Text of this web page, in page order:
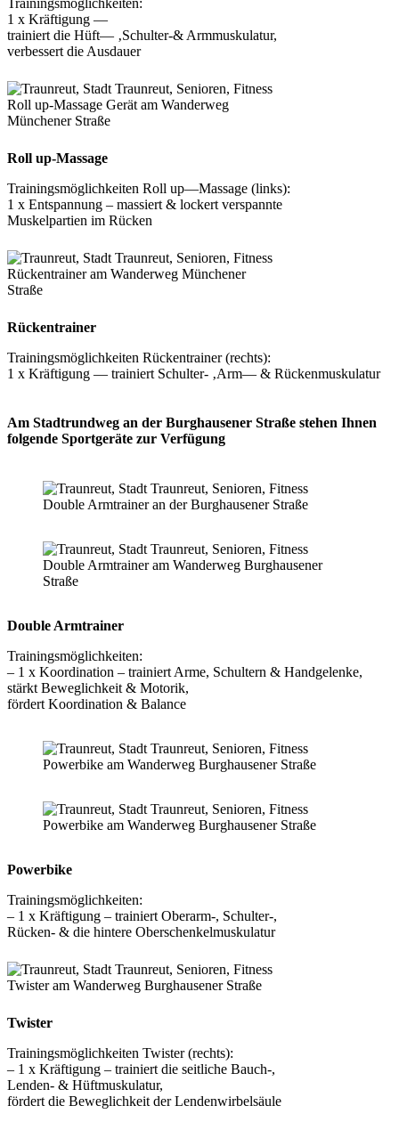
Trainingsmöglichkeiten:
1 x Kräftigung —
trainiert die Hüft— ‚Schulter-& Armmuskulatur,
verbessert die Ausdauer
Roll up-Massage Gerät am Wanderweg
Münchener Straße
Roll up-Massage
Trainingsmöglichkeiten Roll up—Massage (links):
1 x Entspannung – massiert & lockert verspannte
Muskelpartien im Rücken
Rückentrainer am Wanderweg Münchener
Straße
Rückentrainer
Trainingsmöglichkeiten Rückentrainer (rechts):
1 x Kräftigung — trainiert Schulter- ‚Arm— & Rückenmuskulatur
Am Stadtrundweg an der Burghausener Straße stehen Ihnen
folgende Sportgeräte zur Verfügung
Double Armtrainer an der Burghausener Straße
Double Armtrainer am Wanderweg Burghausener
Straße
Double Armtrainer
Trainingsmöglichkeiten:
– 1 x Koordination – trainiert Arme, Schultern & Handgelenke,
stärkt Beweglichkeit & Motorik,
fördert Koordination & Balance
Powerbike am Wanderweg Burghausener Straße
Powerbike am Wanderweg Burghausener Straße
Powerbike
Trainingsmöglichkeiten:
– 1 x Kräftigung – trainiert Oberarm-, Schulter-,
Rücken- & die hintere Oberschenkelmuskulatur
Twister am Wanderweg Burghausener Straße
Twister
Trainingsmöglichkeiten Twister (rechts):
– 1 x Kräftigung – trainiert die seitliche Bauch-,
Lenden- & Hüftmuskulatur,
fördert die Beweglichkeit der Lendenwirbelsäule